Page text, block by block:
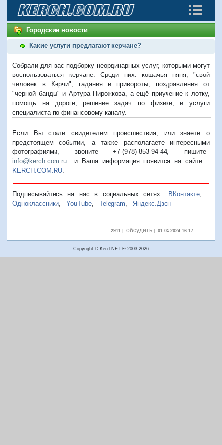
Городские новости
Какие услуги предлагают керчане?
Собрали для вас подборку неординарных услуг, которыми могут
воспользоваться керчане. Среди них: кошачья няня, "свой
человек в Керчи", гадания и привороты, поздравления от
"черной банды" и Артура Пирожкова, а ещё приучение к лотку,
помощь на дороге, решение задач по физике, и услуги
специалиста по финансовому каналу.
Если Вы стали свидетелем происшествия, или знаете о
предстоящем событии, а также располагаете интересными
фотографиями, звоните +7-(978)-853-94-44, пишите
info@kerch.com.ru и Ваша информация появится на сайте
KERCH.COM.RU
Подписывайтесь на нас в социальных сетях ВКонтакте,
Одноклассники
YouTube Telegram Яндекс.Дзен
2911 обсудить| 01.04.2024 16:17
Copyright © KerchNET ® 2003-2026